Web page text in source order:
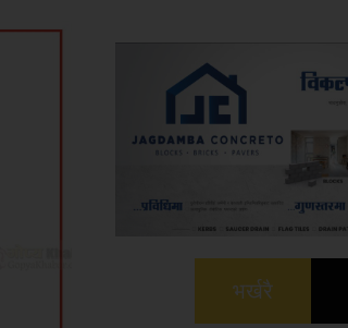
भर्खरै